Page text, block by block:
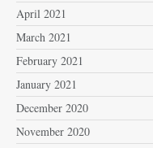
April 2021
March 2021
February 2021
January 2021
December 2020
November 2020